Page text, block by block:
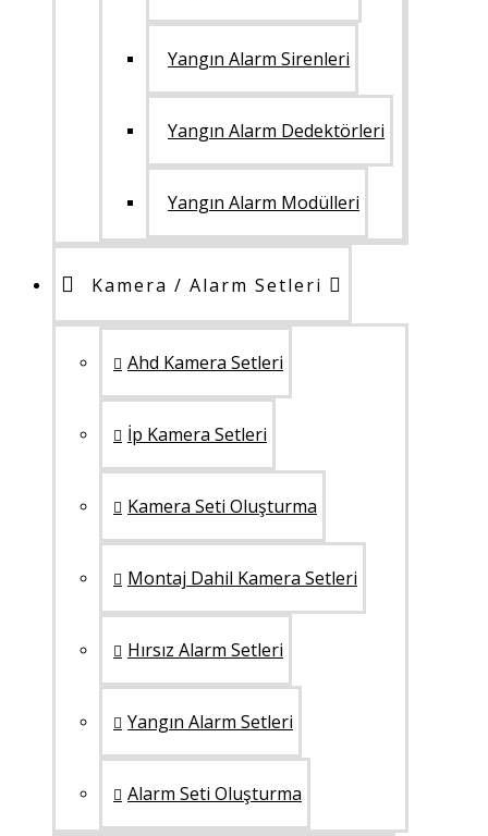
Yangın Alarm Sirenleri
Yangın Alarm Dedektörleri
Yangın Alarm Modülleri
Kamera / Alarm Setleri
Ahd Kamera Setleri
İp Kamera Setleri
Kamera Seti Oluşturma
Montaj Dahil Kamera Setleri
Hırsız Alarm Setleri
Yangın Alarm Setleri
Alarm Seti Oluşturma